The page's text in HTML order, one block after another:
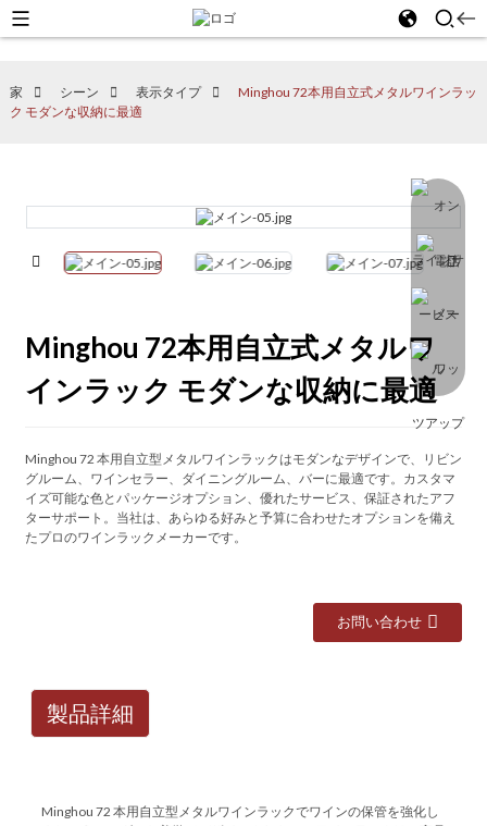
家 シーン 表示タイプ
Minghou 72本用自立式メタルワインラッ
ク モダンな収納に最適
Minghou 72本用自立式メタルワ
インラック モダンな収納に最適
Minghou 72 本用自立型メタルワインラックはモダンなデザインで、リビン
グルーム、ワインセラー、ダイニングルーム、バーに最適です。カスタマ
イズ可能な色とパッケージオプション、優れたサービス、保証されたアフ
ターサポート。当社は、あらゆる好みと予算に合わせたオプションを備え
たプロのワインラックメーカーです。
お問い合わせ
製品詳細
Minghou 72 本用自立型メタルワインラックでワインの保管を強化し